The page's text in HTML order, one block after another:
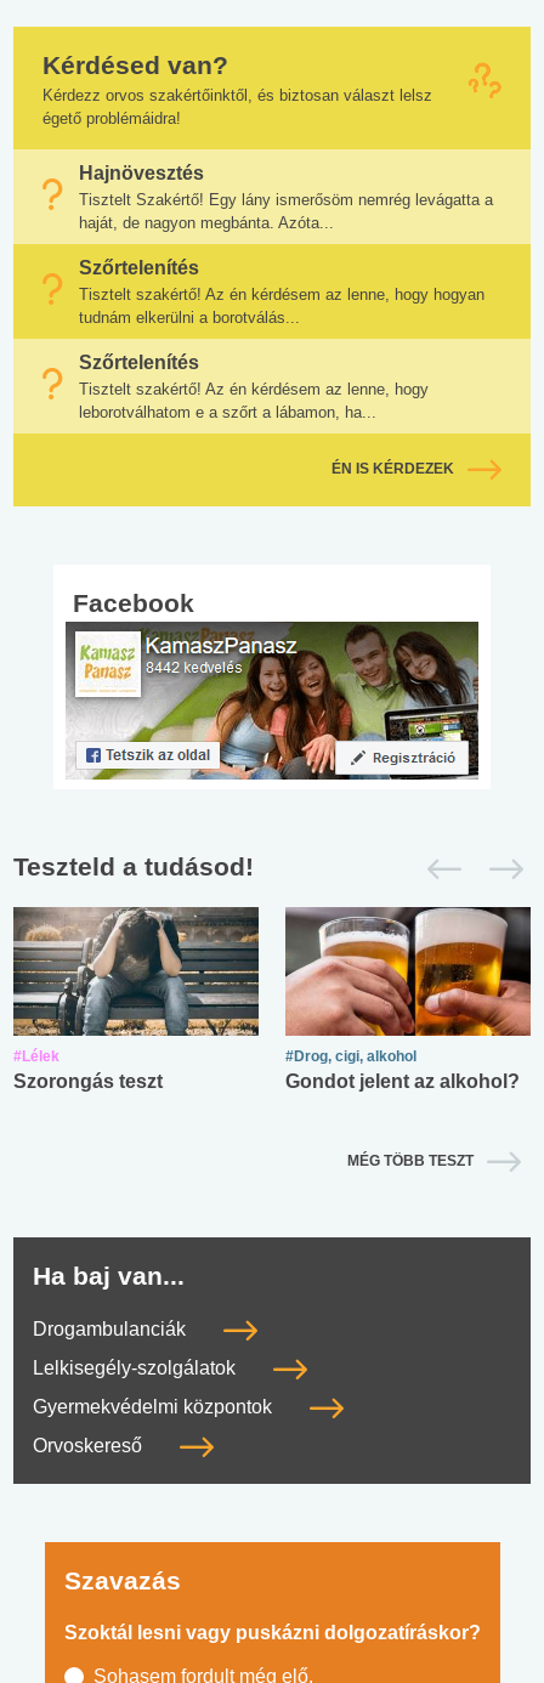
Kérdésed van?
Kérdezz orvos szakértőinktől, és biztosan választ lelsz
égető problémáidra!
Hajnövesztés
Tisztelt Szakértő! Egy lány ismerősöm nemrég levágatta a
haját, de nagyon megbánta. Azóta...
Szőrtelenítés
Tisztelt szakértő! Az én kérdésem az lenne, hogy hogyan
tudnám elkerülni a borotválás...
Szőrtelenítés
Tisztelt szakértő! Az én kérdésem az lenne, hogy
leborotválhatom e a szőrt a lábamon, ha...
ÉN IS KÉRDEZEK
Facebook
Teszteld a tudásod!
#Lélek
Szorongás teszt
#Drog, cigi, alkohol
Gondot jelent az alkohol?
MÉG TÖBB TESZT
Ha baj van...
Drogambulanciák
Lelkisegély-szolgálatok
Gyermekvédelmi központok
Orvoskereső
Szavazás
Szoktál lesni vagy puskázni dolgozatíráskor?
Sohasem fordult még elő.